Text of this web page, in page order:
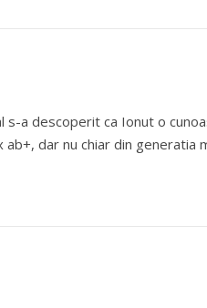
s-a descoperit ca Ionut o
ab+, dar nu chiar din